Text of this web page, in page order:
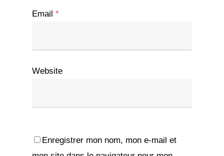
Email *
Website
Enregistrer mon nom, mon e-mail et